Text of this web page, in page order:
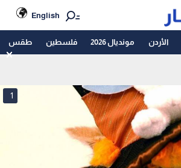
English
الأردن مونديال 2026 فلسطين طقس
1